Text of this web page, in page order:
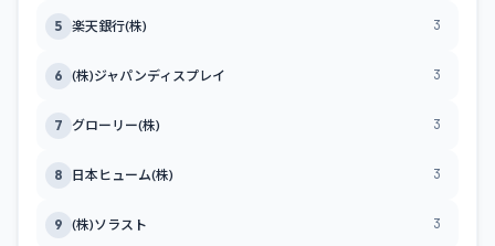
5 楽天銀行(株) 3
6 (株)ジャパンディスプレイ 3
7 グローリー(株) 3
8 日本ヒューム(株) 3
9 (株)ソラスト 3